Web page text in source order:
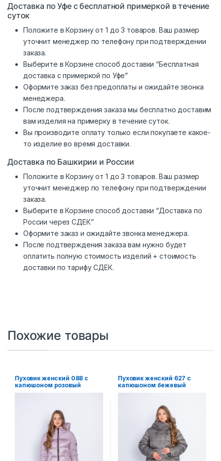
Доставка по Уфе с бесплатной примеркой в течение
суток
Положите в Корзину от 1 до 3 товаров. Ваш размер
уточнит менеджер по телефону при подтверждении
заказа.
Выберите в Корзине способ доставки “Бесплатная
доставка с примеркой по Уфе”
Оформите заказ без предоплаты и ожидайте звонка
менеджера.
После подтверждения заказа мы бесплатно доставим
вам изделия на примерку в течение суток.
Вы производите оплату только если покупаете какое-
то изделие во время доставки.
Доставка по Башкирии и России
Положите в Корзину от 1 до 3 товаров. Ваш размер
уточнит менеджер по телефону при подтверждении
заказа.
Выберите в Корзине способ доставки “Доставка по
России через СДЕК”
Оформите заказ и ожидайте звонка менеджера.
После подтверждения заказа вам нужно будет
оплатить полную стоимость изделий + стоимость
доставки по тарифу СДЕК.
Похожие товары
Пуховик женский 088 с
капюшоном розовый
Пуховик женский 627 с
капюшоном бежевый